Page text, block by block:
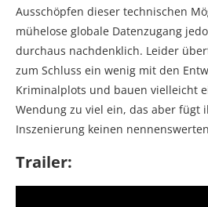
Ausschöpfen dieser technischen
mühelose globale Datenzugang
durchaus nachdenklich. Leider
zum Schluss ein wenig mit den
Kriminalplots und bauen vielleicht
Wendung zu viel ein, das aber fügt
Inszenierung keinen
Trailer: